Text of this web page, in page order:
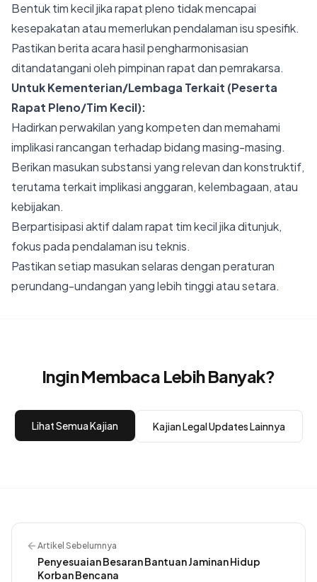
Bentuk tim kecil jika rapat pleno tidak mencapai
kesepakatan atau memerlukan pendalaman isu spesifik.
Pastikan berita acara hasil pengharmonisasian
ditandatangani oleh pimpinan rapat dan pemrakarsa.
Untuk Kementerian/Lembaga Terkait (Peserta
Rapat Pleno/Tim Kecil):
Hadirkan perwakilan yang kompeten dan memahami
implikasi rancangan terhadap bidang masing-masing.
Berikan masukan substansi yang relevan dan konstruktif,
terutama terkait implikasi anggaran, kelembagaan, atau
kebijakan.
Berpartisipasi aktif dalam rapat tim kecil jika ditunjuk,
fokus pada pendalaman isu teknis.
Pastikan setiap masukan selaras dengan peraturan
perundang-undangan yang lebih tinggi atau setara.
Ingin Membaca Lebih Banyak?
Lihat Semua Kajian KajianLegal UpdatesLainnya
Artikel Sebelumnya
Penyesuaian Besaran Bantuan Jaminan Hidup
Korban Bencana